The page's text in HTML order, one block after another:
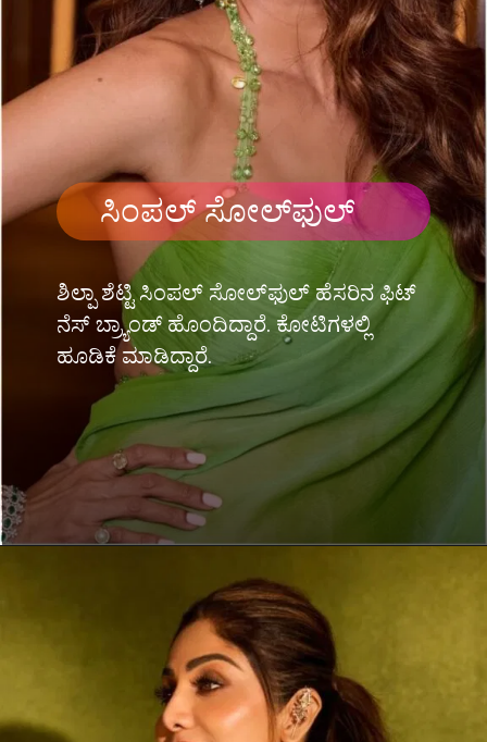
ಶಿಲ್ಪಾ ಶೆಟ್ಟಿ ಸಿಂಪಲ್ ಸೋಲ್​​ಫುಲ್ ಹೆಸರಿನ ಫಿಟ್​
ನೆಸ್ ಬ್ರ್ಯಾಂಡ್ ಹೊಂದಿದ್ದಾರೆ. ಕೋಟಿಗಳಲ್ಲಿ
ಹೂಡಿಕೆ ಮಾಡಿದ್ದಾರೆ.
ಸಿಂಪಲ್ ಸೋಲ್​​ಫುಲ್